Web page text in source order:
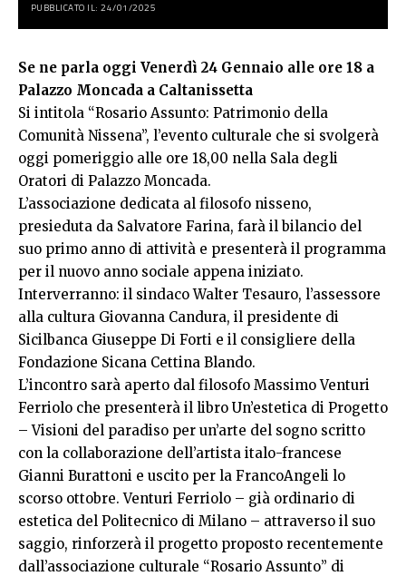
PUBBLICATO IL: 24/01/2025
Se ne parla oggi Venerdì 24 Gennaio alle ore 18 a
Palazzo Moncada a Caltanissetta
Si intitola “Rosario Assunto: Patrimonio della
Comunità Nissena”, l’evento culturale che si svolgerà
oggi pomeriggio alle ore 18,00 nella Sala degli
Oratori di Palazzo Moncada.
L’associazione dedicata al filosofo nisseno,
presieduta da Salvatore Farina, farà il bilancio del
suo primo anno di attività e presenterà il programma
per il nuovo anno sociale appena iniziato.
Interverranno: il sindaco Walter Tesauro, l’assessore
alla cultura Giovanna Candura, il presidente di
Sicilbanca Giuseppe Di Forti e il consigliere della
Fondazione Sicana Cettina Blando.
L’incontro sarà aperto dal filosofo Massimo Venturi
Ferriolo che presenterà il libro Un’estetica di Progetto
– Visioni del paradiso per un’arte del sogno scritto
con la collaborazione dell’artista italo-francese
Gianni Burattoni e uscito per la FrancoAngeli lo
scorso ottobre. Venturi Ferriolo – già ordinario di
estetica del Politecnico di Milano – attraverso il suo
saggio, rinforzerà il progetto proposto recentemente
dall’associazione culturale “Rosario Assunto” di